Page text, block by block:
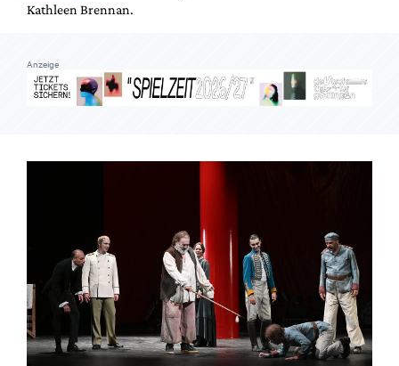
Kathleen Brennan.
Anzeige